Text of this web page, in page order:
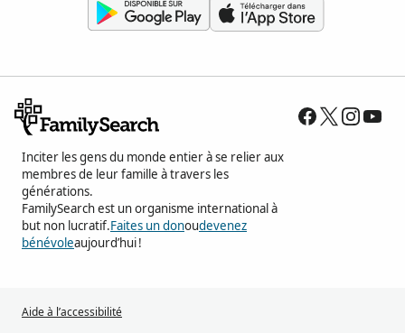
Inciter les gens du monde entier à se relier aux
membres de leur famille à travers les
générations.
FamilySearch est un organisme international à
but non lucratif.Faites un donoudevenez
bénévoleaujourd’hui !
Aide à l’accessibilité